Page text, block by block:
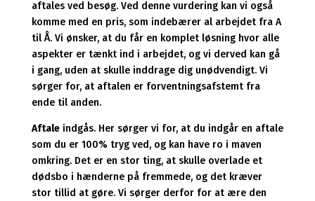
aftales ved besøg. Ved denne vurdering kan vi også
komme med en pris, som indebærer al arbejdet fra A
til Å. Vi ønsker, at du får en komplet løsning hvor alle
aspekter er tænkt ind i arbejdet, og vi derved kan gå
i gang, uden at skulle inddrage dig unødvendigt. Vi
sørger for, at aftalen er forventningsafstemt fra
ende til anden.
Aftaleindgås. Her sørger vi for, at du indgår en aftale
som du er 100% tryg ved, og kan have ro i maven
omkring. Det er en stor ting, at skulle overlade et
dødsbo i hænderne på fremmede, og det kræver
stor tillid at gøre. Vi sørger derfor for at ære den